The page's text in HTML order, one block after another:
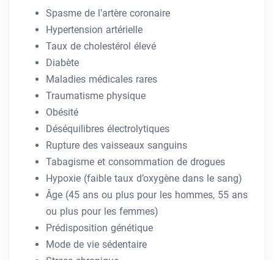
Spasme de l’artère coronaire
Hypertension artérielle
Taux de cholestérol élevé
Diabète
Maladies médicales rares
Traumatisme physique
Obésité
Déséquilibres électrolytiques
Rupture des vaisseaux sanguins
Tabagisme et consommation de drogues
Hypoxie (faible taux d’oxygène dans le sang)
Âge (45 ans ou plus pour les hommes, 55 ans
ou plus pour les femmes)
Prédisposition génétique
Mode de vie sédentaire